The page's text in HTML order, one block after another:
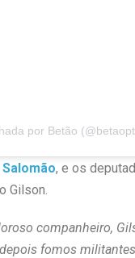
por Betão
, e os
Gilson.
companheiro,
fomos